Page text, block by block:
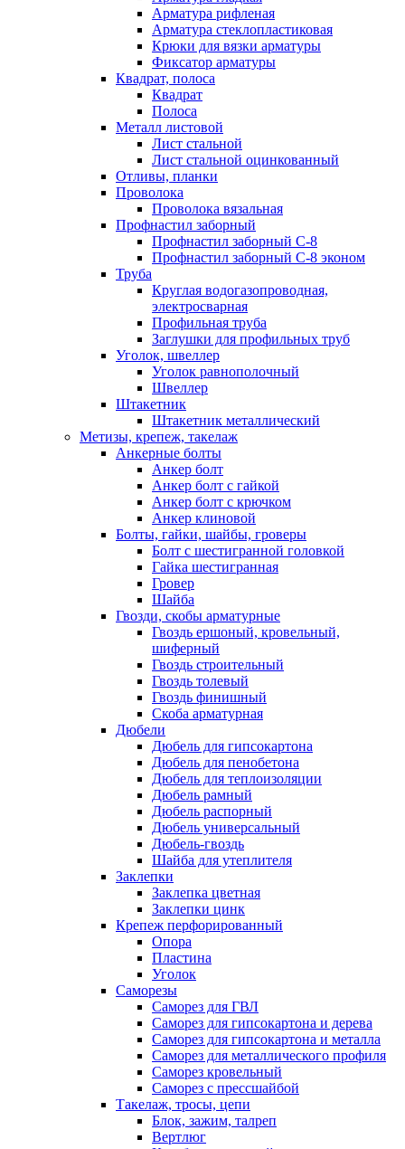
Арматура рифленая
Арматура стеклопластиковая
Крюки для вязки арматуры
Фиксатор арматуры
Квадрат, полоса
Квадрат
Полоса
Металл листовой
Лист стальной
Лист стальной оцинкованный
Отливы, планки
Проволока
Проволока вязальная
Профнастил заборный
Профнастил заборный С-8
Профнастил заборный С-8 эконом
Труба
Круглая водогазопроводная,
электросварная
Профильная труба
Заглушки для профильных труб
Уголок, швеллер
Уголок равнополочный
Швеллер
Штакетник
Штакетник металлический
Метизы, крепеж, такелаж
Анкерные болты
Анкер болт
Анкер болт с гайкой
Анкер болт с крючком
Анкер клиновой
Болты, гайки, шайбы, гроверы
Болт c шестигранной головкой
Гайка шестигранная
Гровер
Шайба
Гвозди, скобы арматурные
Гвоздь ершоный, кровельный,
шиферный
Гвоздь строительный
Гвоздь толевый
Гвоздь финишный
Скоба арматурная
Дюбели
Дюбель для гипсокартона
Дюбель для пенобетона
Дюбель для теплоизоляции
Дюбель рамный
Дюбель распорный
Дюбель универсальный
Дюбель-гвоздь
Шайба для утеплителя
Заклепки
Заклепка цветная
Заклепки цинк
Крепеж перфорированный
Опора
Пластина
Уголок
Саморезы
Саморез для ГВЛ
Саморез для гипсокартона и дерева
Саморез для гипсокартона и металла
Саморез для металлического профиля
Саморез кровельный
Саморез с прессшайбой
Такелаж, тросы, цепи
Блок, зажим, талреп
Вертлюг